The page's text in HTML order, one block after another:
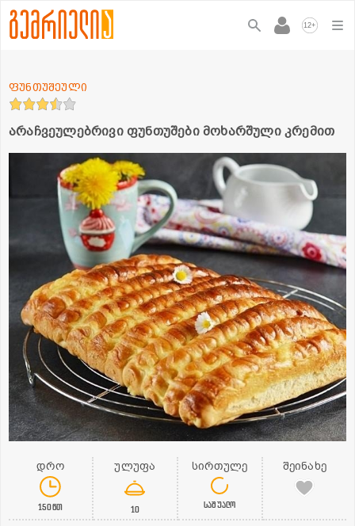
12+
არაჩვეულებრივი ფუნთუშები მოხარშული კრემით
ფუნთუშეული
დრო
150წთ
ულუფა
10
სირთულე
საშუალო
შეინახე